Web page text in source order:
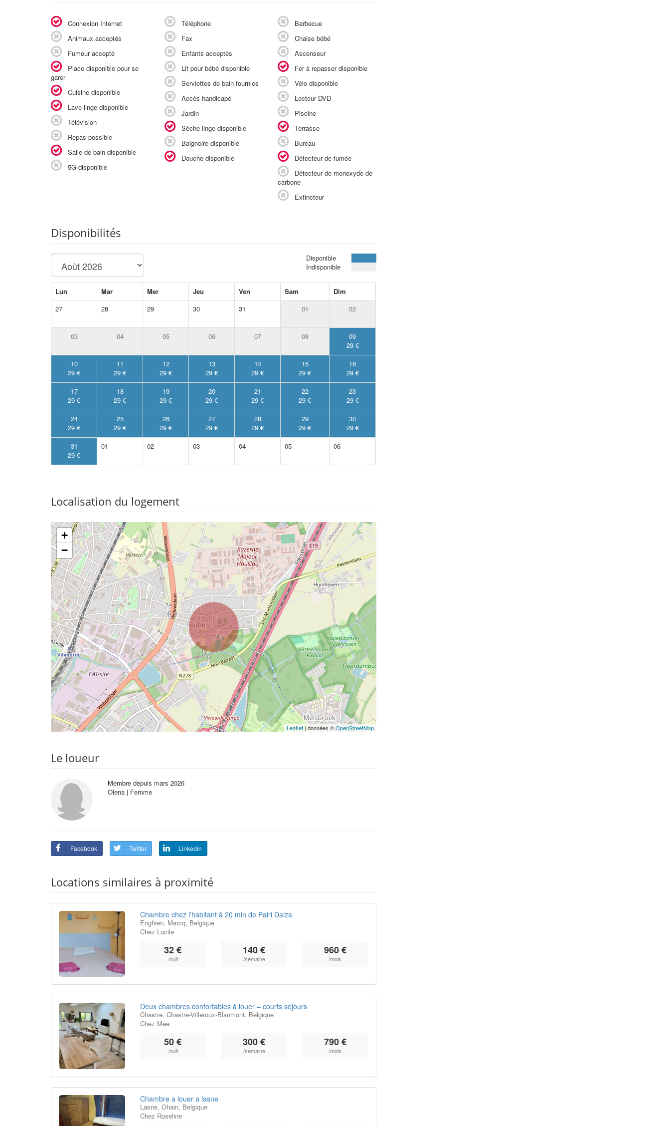
Connexion Internet
Animaux acceptés
Fumeur accepté
Place disponible pour se
garer
Cuisine disponible
Lave-linge disponible
Télévision
Repas possible
Salle de bain disponible
5G disponible
Téléphone
Fax
Enfants acceptés
Lit pour bébé disponible
Serviettes de bain fournies
Accès handicapé
Jardin
Sèche-linge disponible
Baignoire disponible
Douche disponible
Barbecue
Chaise bébé
Ascenseur
Fer à repasser disponible
Vélo disponible
Lecteur DVD
Piscine
Terrasse
Bureau
Détecteur de fumée
Détecteur de monoxyde de
carbone
Extincteur
Disponibilités
Disponible
Indisponible
Lun Mar Mer Jeu Ven Sam
Dim
27
28 29 30 31 01 02
03 04 05 06 07 08
09
29 €
10
29 €
11
29 €
12
29 €
13
29 €
14
29 €
15
29 €
16
29 €
17
29 €
18
29 €
19
29 €
20
29 €
21
29 €
22
29 €
23
29 €
24
29 €
25
29 €
26
29 €
27
29 €
28
29 €
29
29 €
30
29 €
31
29 €
01 02 03 04 05 06
Localisation du logement
+
−
Leaflet| données ©OpenStreetMap
Le loueur
Membre depuis mars 2026
Olena | Femme
Facebook Twitter Linkedin
Locations similaires à proximité
Chambre chez l'habitant à 20 min de Pairi Daiza
Enghien, Marcq, Belgique
Chez Lucile
32 €
/nuit
140 €
/semaine
960 €
/mois
Deux chambres confortables à louer – courts séjours
Chastre, Chastre-Villeroux-Blanmont, Belgique
Chez Mee
50 €
/nuit
300 €
/semaine
790 €
/mois
Chambre a louer a lasne
Lasne, Ohain, Belgique
Chez Roseline